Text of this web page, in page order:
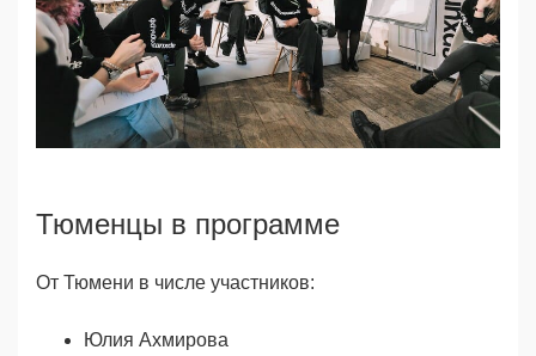
Тюменцы в программе
От Тюмени в числе участников:
Юлия Ахмирова